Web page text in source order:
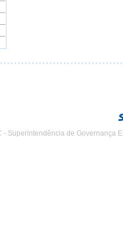
- Superintendência de Governança